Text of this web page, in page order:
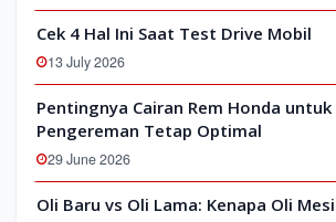
Cek 4 Hal Ini Saat Test Drive Mobil
13 July 2026
Pentingnya Cairan Rem Honda
Pengereman Tetap Optimal
29 June 2026
Oli Baru vs Oli Lama: Kenapa Oli